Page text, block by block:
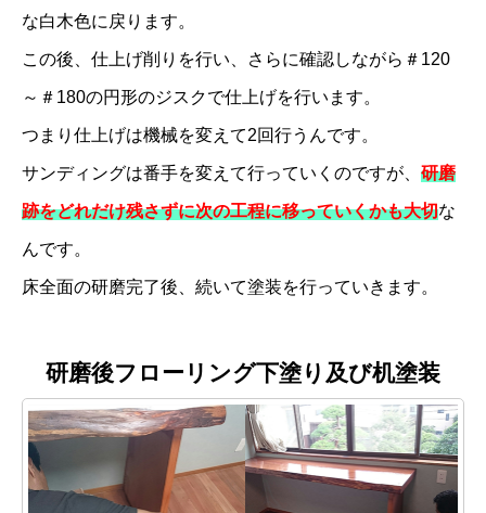
な白木色に戻ります。
この後、仕上げ削りを行い、さらに確認しながら＃120
～＃180の円形のジスクで仕上げを行います。
つまり仕上げは機械を変えて2回行うんです。
サンディングは番手を変えて行っていくのですが、 研磨
跡をどれだけ残さずに次の工程に移っていくかも大切な
んです。
床全面の研磨完了後、続いて塗装を行っていきます。
研磨後フローリング下塗り及び机塗装